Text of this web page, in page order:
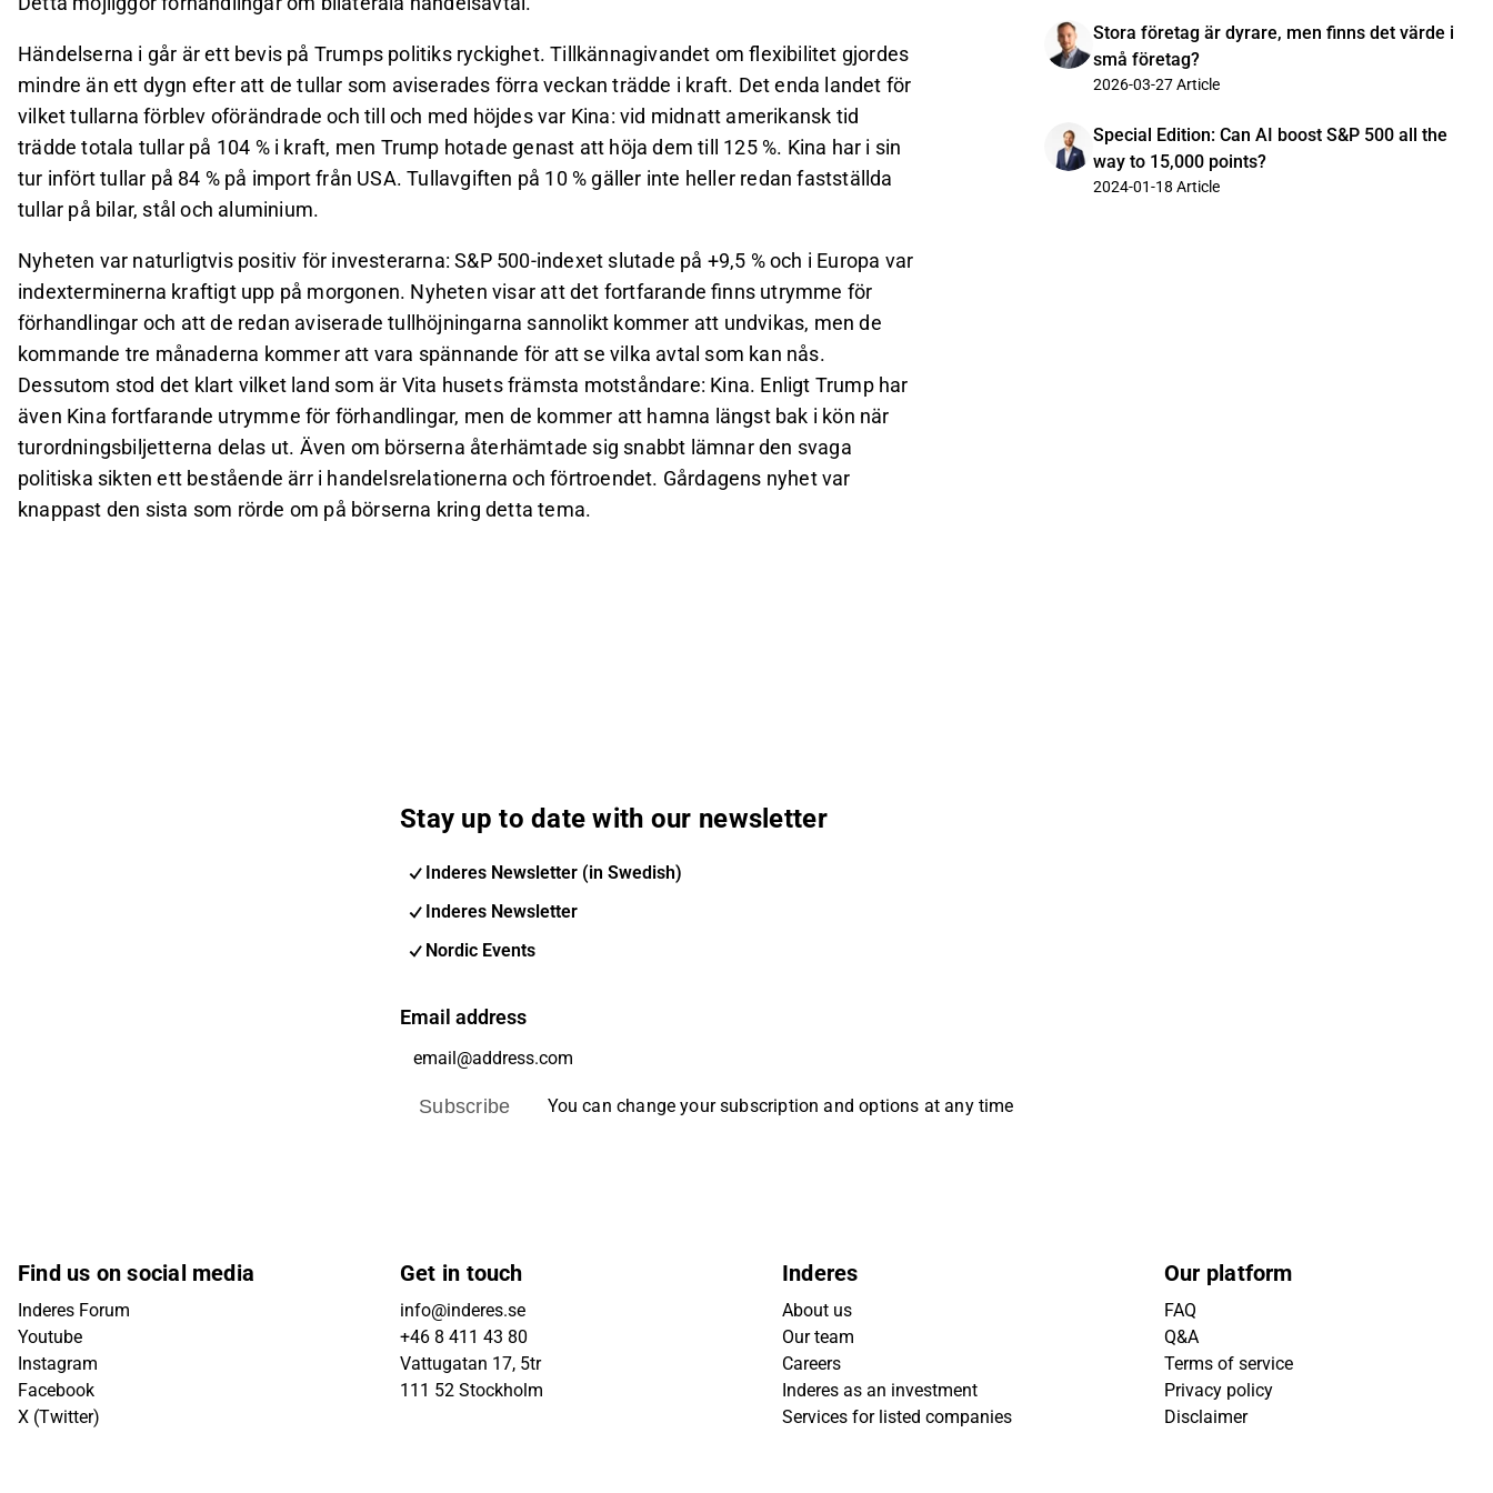
Händelserna i går är ett bevis på Trumps politiks ryckighet. Tillkännagivandet om flexibilitet gjordes
mindre än ett dygn efter att de tullar som aviserades förra veckan trädde i kraft. Det enda landet för
vilket tullarna förblev oförändrade och till och med höjdes var Kina: vid midnatt amerikansk tid
trädde totala tullar på 104 % i kraft, men Trump hotade genast att höja dem till 125 %. Kina har i sin
tur infört tullar på 84 % på import från USA. Tullavgiften på 10 % gäller inte heller redan fastställda
tullar på bilar, stål och aluminium.
Nyheten var naturligtvis positiv för investerarna: S&P 500-indexet slutade på +9,5 % och i Europa var
indexterminerna kraftigt upp på morgonen. Nyheten visar att det fortfarande finns utrymme för
förhandlingar och att de redan aviserade tullhöjningarna sannolikt kommer att undvikas, men de
kommande tre månaderna kommer att vara spännande för att se vilka avtal som kan nås.
Dessutom stod det klart vilket land som är Vita husets främsta motståndare: Kina. Enligt Trump har
även Kina fortfarande utrymme för förhandlingar, men de kommer att hamna längst bak i kön när
turordningsbiljetterna delas ut. Även om börserna återhämtade sig snabbt lämnar den svaga
politiska sikten ett bestående ärr i handelsrelationerna och förtroendet. Gårdagens nyhet var
knappast den sista som rörde om på börserna kring detta tema.
Stora företag är dyrare, men finns det värde i
små företag?
2026-03-27Article
Special Edition: Can AI boost S&P 500 all the
way to 15,000 points?
2024-01-18 Article
Stay up to date with our newsletter
Inderes Newsletter (in Swedish)
Inderes Newsletter
Nordic Events
Email address
Subscribe You can change your subscription and options at any time
Find us on social media
Inderes Forum
Youtube
Instagram
Facebook
X (Twitter)
Get in touch
info@inderes.se
+46 8 411 43 80
Vattugatan 17, 5tr
111 52 Stockholm
Inderes
About us
Our team
Careers
Inderes as an investment
Services for listed companies
Our platform
FAQ
Q&A
Terms of service
Privacy policy
Disclaimer